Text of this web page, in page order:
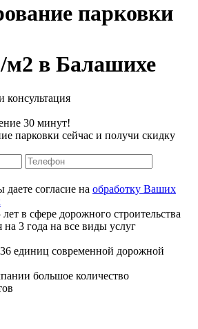
парковки
м2 в Балашихе
30 минут!
парковки сейчас и получи скидку
согласие на обработку Ваших
в сфере дорожного строительства
3 года на все виды услуг
единиц современной дорожной
большое количество